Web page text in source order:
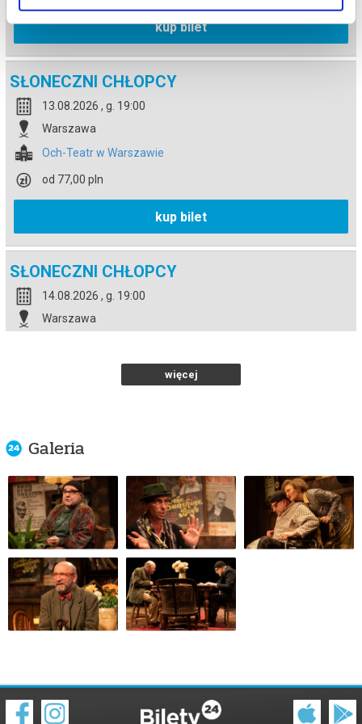
kup bilet
SŁONECZNI CHŁOPCY
13.08.2026 , g. 19:00
Warszawa
Och-Teatr w Warszawie
od 77,00 pln
kup bilet
SŁONECZNI CHŁOPCY
14.08.2026 , g. 19:00
Warszawa
SŁONECZNI CHŁOPCY
30.10.2026 , g. 19:00
Warszawa
Och-Teatr w Warszawie
od 77,00 pln
kup bilet
Warszawa
więcej
Galeria